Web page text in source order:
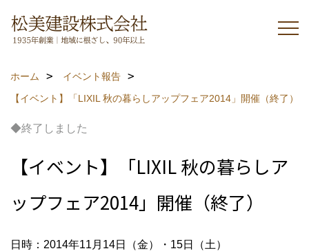
ホーム
イベント報告
【イベント】「LIXIL 秋の暮らしアップフェア2014」開催（終了）
◆終了しました
【イベント】「LIXIL 秋の暮らしア
ップフェア2014」開催（終了）
日時：2014年11月14日（金）・15日（土）